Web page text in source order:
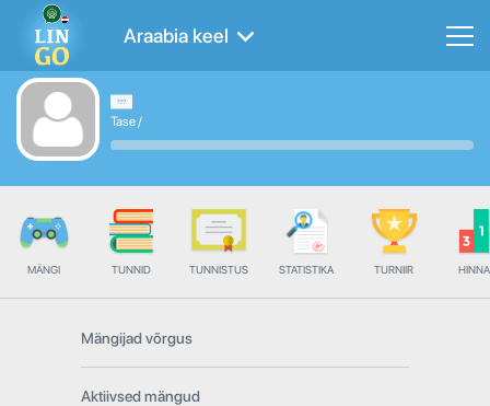
Araabia keel
Tase/
MÄNGI TUNNID TUNNISTUS STATISTIKA TURNIIR
Mängijad võrgus
Aktiivsed mängud